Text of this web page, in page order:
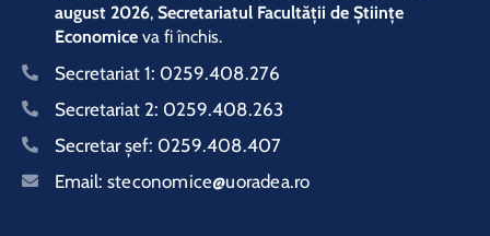
august 2026, Secretariatul Facultății de Științe
Economice va fi închis.
Secretariat 1: 0259.408.276
Secretariat 2: 0259.408.263
Secretar şef: 0259.408.407
Email: steconomice@uoradea.ro